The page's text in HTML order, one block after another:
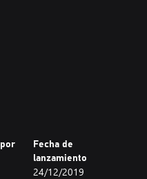
Fecha de
lanzamiento
24/12/2019